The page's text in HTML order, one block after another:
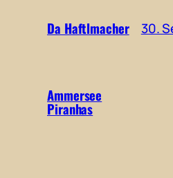
Da Haftlmacher 30.
Ammersee
Piranhas